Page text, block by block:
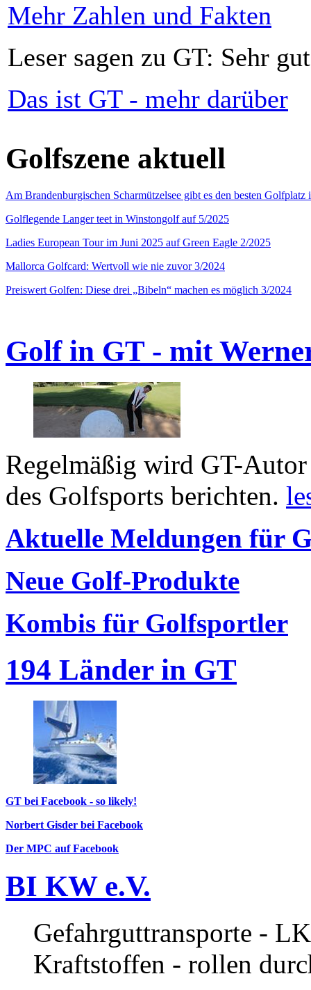
Mehr Zahlen und Fakten
Leser sagen zu GT: Sehr
Das ist GT - mehr darüber
Golfszene aktuell
Am Brandenburgischen Scharmützelsee gibt es den besten
Golflegende Langer teet in Winstongolf auf 5/2025
Ladies European Tour im Juni 2025 auf Green Eagle 2/2025
Mallorca Golfcard: Wertvoll wie nie zuvor 3/2024
Preiswert Golfen: Diese drei „Bibeln“ machen es möglich 3/2024
Golf in GT - mit
Regelmäßig wird GT-
des Golfsports berichten.
Aktuelle Meldungen für
Neue Golf-Produkte
Kombis für Golfsportler
194 Länder in GT
GT bei Facebook - so likely!
Norbert Gisder bei Facebook
Der MPC auf Facebook
BI KW e.V.
Gefahrguttransporte -
Kraftstoffen - rollen